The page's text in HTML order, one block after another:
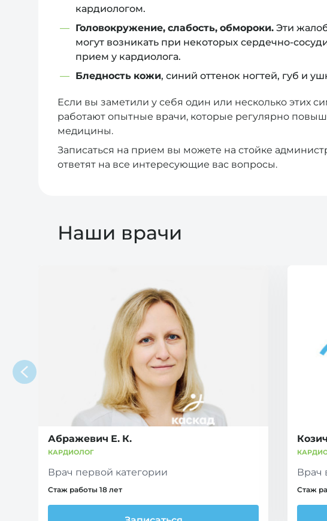
кардиологом.
Головокружение, слабость, обмороки. Эти
могут возникать при некоторых сердечно-
прием у кардиолога.
Бледность кожи, синий оттенок ногтей, губ и
Если вы заметили у себя один или несколько этих
работают опытные врачи, которые регулярно
медицины.
Записаться на прием вы можете на стойке
ответят на все интересующие вас вопросы.
Наши врачи
Абражевич Е. К.
КАРДИОЛОГ
Врач первой категории
Стаж работы 18 лет
Врач
Стаж